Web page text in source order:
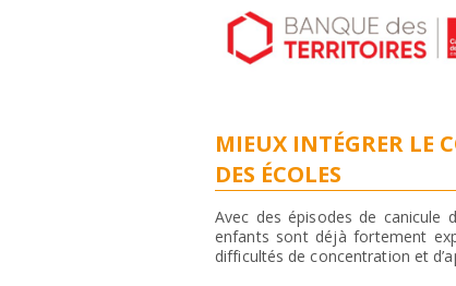
MIEUX INTÉGRER LE
DES ÉCOLES
Avec des épisodes de canicule
enfants sont déjà fortement
difficultés de concentration et